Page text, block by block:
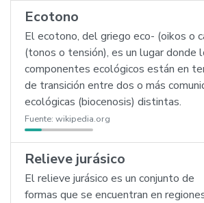
Ecotono
El ecotono, del griego eco- (oikos o
(tonos o tensión), es un lugar donde
componentes ecológicos están en
de transición entre dos o más
ecológicas (biocenosis) distintas.
Fuente: wikipedia.org
Relieve jurásico
El relieve jurásico es un conjunto de
formas que se encuentran en